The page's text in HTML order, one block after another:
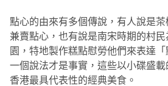
點心的由來有多個傳說，有人說是
兼賣點心，也有說是南宋時期的村
園，特地製作糕點慰勞他們來表達
一個說法才是事實，這些以小碟盛
香港最具代表性的經典美食。